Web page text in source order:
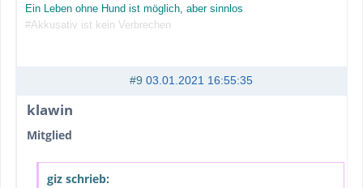
Ein Leben ohne Hund ist möglich, aber sinnlos
#Akkusativ ist kein Verbrechen
#9 03.01.2021 16:55:35
klawin
Mitglied
giz schrieb: